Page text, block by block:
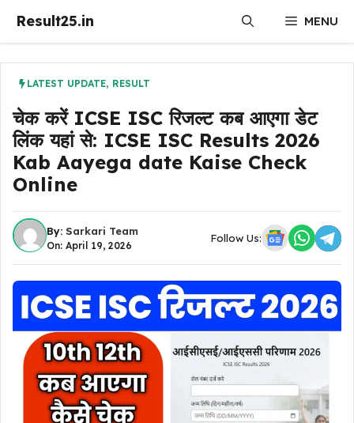
Result25.in MENU
LATEST UPDATE, RESULT
चेक करें ICSE ISC रिजल्ट कब आएगा डेट
लिंक यहां से: ICSE ISC Results 2026
Kab Aayega date Kaise Check
Online
By: Sarkari Team
On: April 19, 2026
Follow Us: